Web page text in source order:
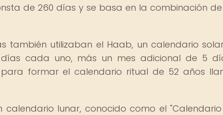
de 260 días y se basa en la combinación de
también utilizaban el Haab, un calendario
cada uno, más un mes adicional de 5
formar el calendario ritual de 52 años
calendario lunar, conocido como el "Calendario